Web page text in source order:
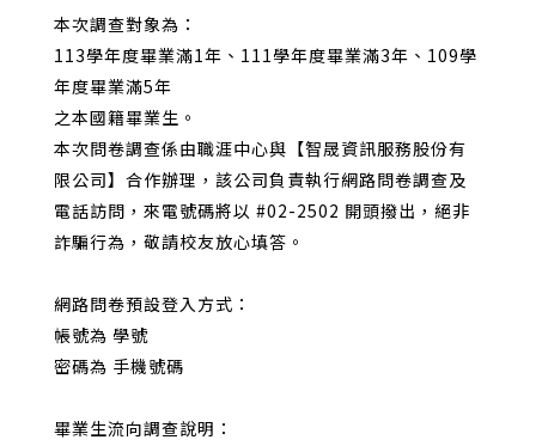
本次調查對象為：
113學年度畢業滿1年、111學年度畢業滿3年、109學
年度畢業滿5年
之本國籍畢業生。
本次問卷調查係由職涯中心與【智晟資訊服務股份有
限公司】合作辦理，該公司負責執行網路問卷調查及
電話訪問，來電號碼將以 #02-2502 開頭撥出，絕非
詐騙行為，敬請校友放心填答。
網路問卷預設登入方式：
帳號為 學號
密碼為 手機號碼
畢業生流向調查說明：